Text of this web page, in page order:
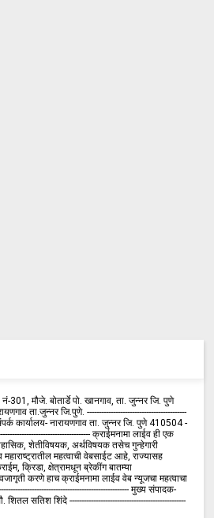
नं-301, मौजे. बोतार्डे पो. खानगाव, ता. जुन्नर जि. पुणे
ता.जुन्नर जि.पुणे. ------------------------------------------
संपर्क कार्यालय- नारायणगाव ता. जुन्नर जि. पुणे 410504 -
क्राईमनामा लाईव ही एक
शेतीविषयक, अर्थविषयक तसेच गुन्हेगारी
महाराष्ट्रातील महत्वाची वेबसाईट आहे, राज्यासह
क्रिडा, क्षेत्रामधून ब्रेकींग बातम्या
करणे हाच क्राईमनामा लाईव वेब न्यूजचा महत्वाचा
मुख्य संपादक-
सतिश शिंदे -------------------------------------------------